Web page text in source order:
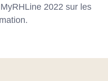
2022 sur les